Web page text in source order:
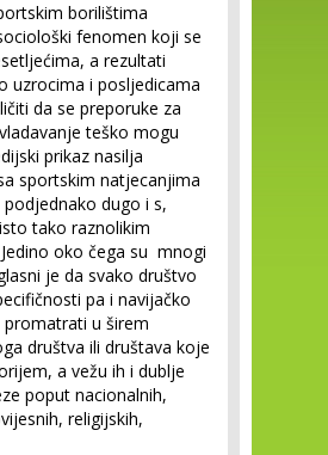
borilištima
fenomen koji se
a rezultati
uzrocima i posljedicama
da se preporuke za
teško mogu
prikaz nasilja
sportskim natjecanjima
dugo i s,
tako raznolikim
oko čega su mnogi
je da svako društvo
pa i navijačko
u širem
društva ili društava koje
a vežu ih i dublje
poput nacionalnih,
religijskih,